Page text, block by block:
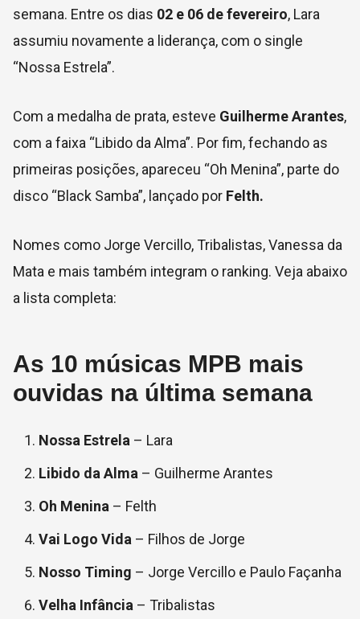
semana. Entre os dias 02 e 06 de fevereiro, Lara
assumiu novamente a liderança, com o single
“Nossa Estrela”.
Com a medalha de prata, esteve Guilherme Arantes,
com a faixa “Libido da Alma”. Por fim, fechando as
primeiras posições, apareceu “Oh Menina”, parte do
disco “Black Samba”, lançado por Felth.
Nomes como Jorge Vercillo, Tribalistas, Vanessa da
Mata e mais também integram o ranking. Veja abaixo
a lista completa:
As 10 músicas MPB mais
ouvidas na última semana
Nossa Estrela – Lara
Libido da Alma – Guilherme Arantes
Oh Menina – Felth
Vai Logo Vida – Filhos de Jorge
Nosso Timing – Jorge Vercillo e Paulo Façanha
Velha Infância – Tribalistas